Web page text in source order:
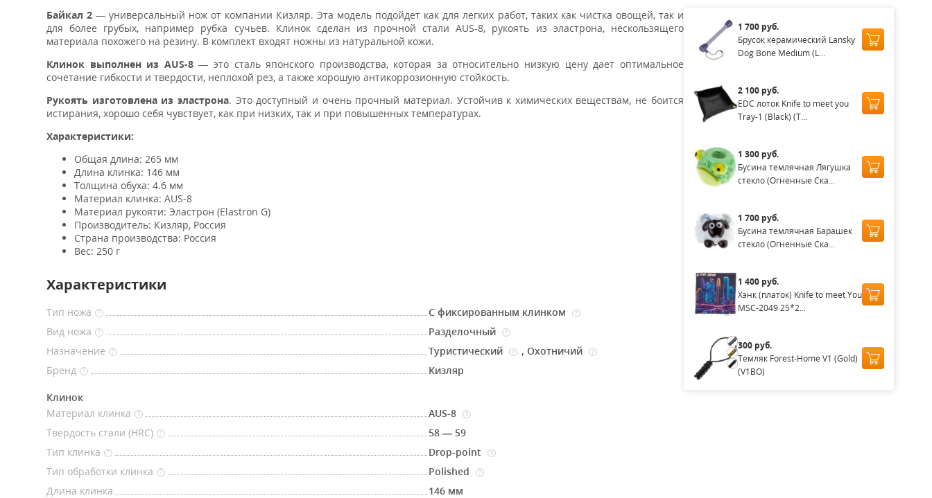
Байкал 2 — универсальный нож от компании Кизляр. Эта модель подойдет как для легких работ, таких как чистка овощей, так и
для более грубых, например рубка сучьев. Клинок сделан из прочной стали AUS-8, рукоять из эластрона, нескользящего
материала похожего на резину. В комплект входят ножны из натуральной кожи.
Клинок выполнен из AUS-8— это сталь японского производства, которая за относительно низкую цену дает оптимальное
сочетание гибкости и твердости, неплохой рез, а также хорошую антикоррозионную стойкость.
Рукоять изготовлена из эластрона. Это доступный и очень прочный материал. Устойчив к химических веществам, не боится
истирания, хорошо себя чувствует, как при низких, так и при повышенных температурах.
Характеристики:
Общая длина: 265 мм
Длина клинка: 146 мм
Толщина обуха: 4.6 мм
Материал клинка: AUS-8
Материал рукояти: Эластрон (Elastron G)
Производитель: Кизляр, Россия
Страна производства: Россия
Вес: 250 г
Характеристики
Тип ножа ? С фиксированным клинком ?
Вид ножа ? Разделочный ?
Назначение ? Туристический ? ,Охотничий ?
Бренд ? Кизляр
Клинок
Материал клинка
? AUS-8 ?
Твердость стали (HRC) ?
58 — 59
Тип клинка
? Drop-point ?
Тип обработки клинка ? Polished ?
Длина клинка
146 мм
1 700 руб.
Брусок керамический Lansky
Dog Bone Medium (L...
2 100 руб.
EDC лоток Knife to meet you
Tray-1 (Black) (T...
1 300 руб.
Бусина темлячная Лягушка
стекло (Огненные Ска...
1 700 руб.
Бусина темлячная Барашек
стекло (Огненные Ска...
1 400 руб.
Хэнк (платок) Knife to meet You
MSC-2049 25*2...
300 руб.
Темляк Forest-Home V1 (Gold)
(V1BO)